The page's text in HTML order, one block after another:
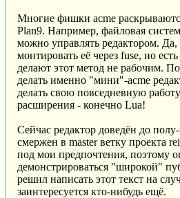
Многие фишки acme
Plan9. Например, файловая
можно управлять редактором.
монтировать её через fuse, но
делают этот метод не рабочим.
делать именно "мини"-acme
делать свою повседневную
расширения - конечно Lua!
Сейчас редактор доведён до
смержен в master ветку проекта
под мои предпочтения, поэтому
демонстрироваться "широкой"
решил написать этот текст на
заинтересуется кто-нибудь ещё.